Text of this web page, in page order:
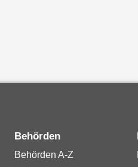
Behörden
Behörden A-Z